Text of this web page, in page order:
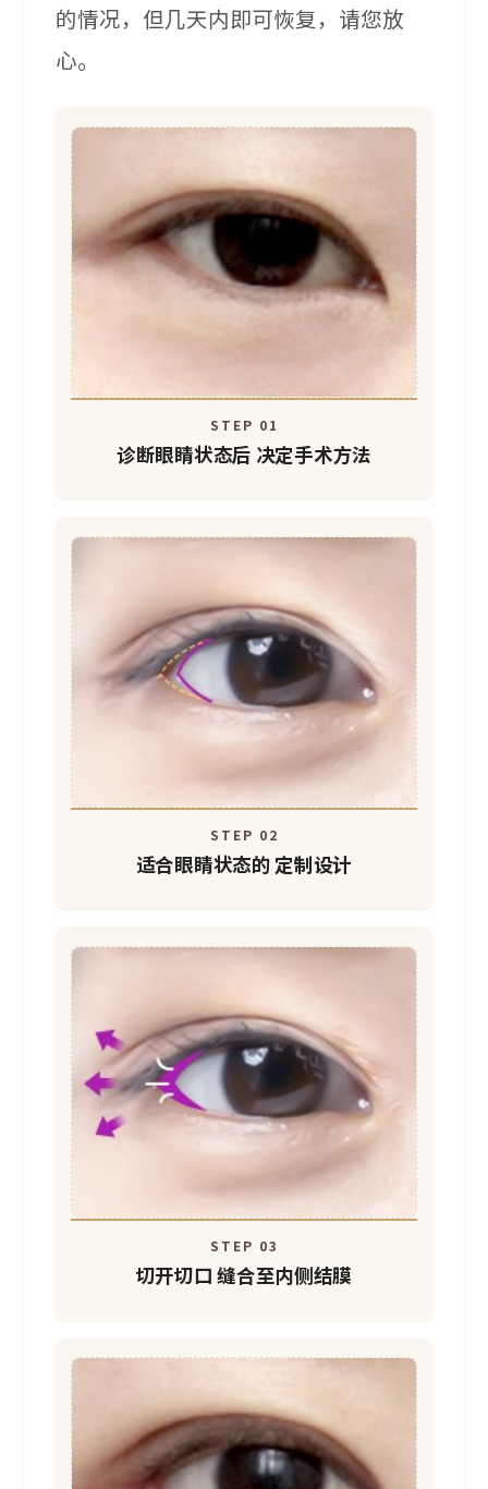
的情况，但几天内即可恢复，请您放
心。
STEP 01
诊断眼睛状态后 决定手术方法
STEP 02
适合眼睛状态的 定制设计
STEP 03
切开切口缝合至内侧结膜